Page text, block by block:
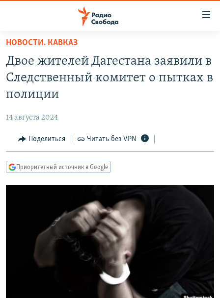
упрощенного
доступа
Вернуться
основному
Вернутся
Вернутся
ПОДКАСТЫ
МНЕНИЯ
КУЛЬТУРА
КАВКАЗ.РЕАЛИИ
СИБИРЬ.РЕАЛИИ
РАСПИСАНИЕ ВЕЩАНИЯ
ПОДПИШИТЕСЬ НА РАССЫЛКУ
НОВОСТИ. КАВКАЗ
Двое жителей Дагестана заявили в
Следственный комитет о пытках в
полиции
14 августа 2024
Поделиться Читать без VPN
Приоритетный источник в Google